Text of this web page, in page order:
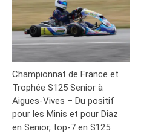
Championnat de France et
Trophée S125 Senior à
Aigues-Vives – Du positif
pour les Minis et pour Diaz
en Senior, top-7 en S125